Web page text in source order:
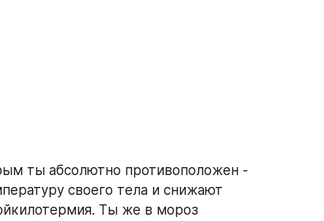
ты абсолютно противоположен -
своего тела и снижают
Ты же в мороз